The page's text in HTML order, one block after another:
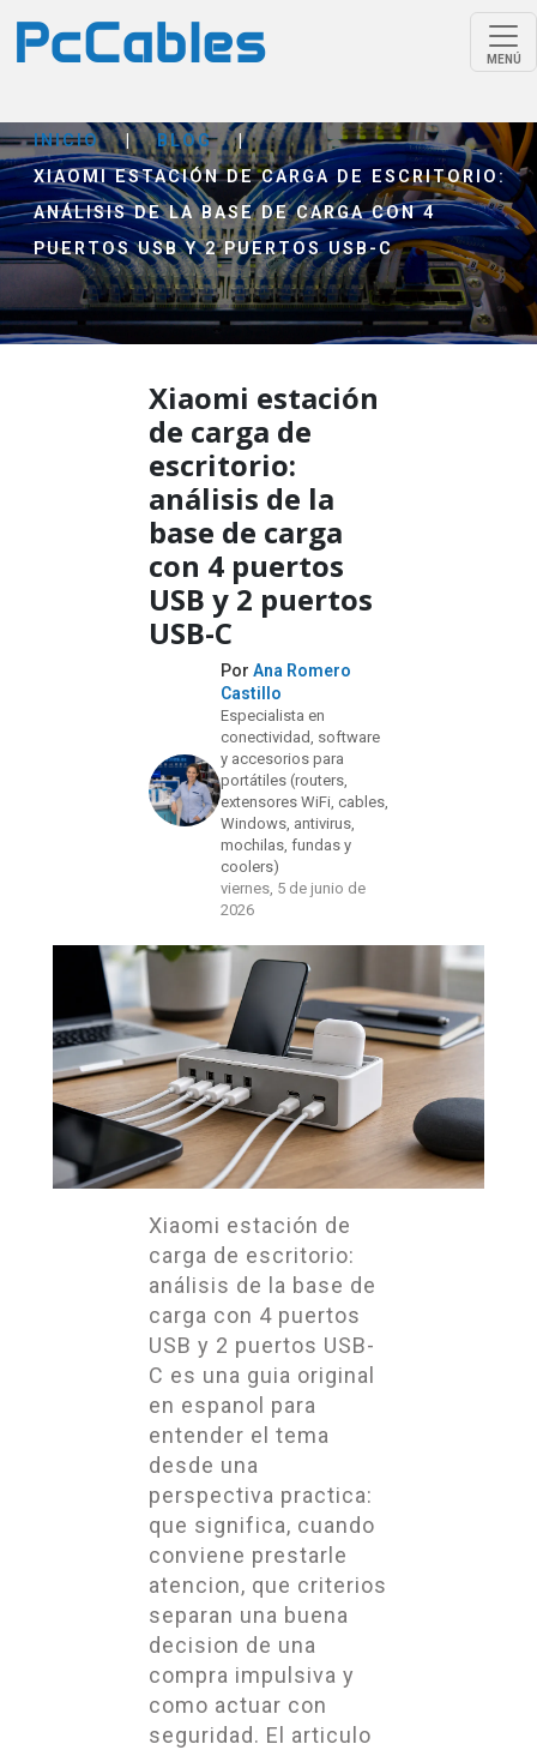
MENÚ
INICIO | BLOG
|
XIAOMI ESTACIÓN DE CARGA DE ESCRITORIO:
ANÁLISIS DE LA BASE DE CARGA CON 4
PUERTOS USB Y 2 PUERTOS USB-C
Xiaomi estación
de carga de
escritorio:
análisis de la
base de carga
con 4 puertos
USB y 2 puertos
USB-C
Por Ana Romero
Castillo
Especialista en
conectividad, software
y accesorios para
portátiles (routers,
extensores WiFi, cables,
Windows, antivirus,
mochilas, fundas y
coolers)
viernes, 5 de junio de
2026
Xiaomi estación de
carga de escritorio:
análisis de la base de
carga con 4 puertos
USB y 2 puertos USB-
C es una guia original
en espanol para
entender el tema
desde una
perspectiva practica:
que significa, cuando
conviene prestarle
atencion, que criterios
separan una buena
decision de una
compra impulsiva y
como actuar con
seguridad. El articulo